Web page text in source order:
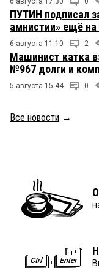
ПУТИН подписал
амнистии» ещё на
6 августа 11:10 2
Машинист катка
№967 долги и
5 августа 15:44 0
Все новости →